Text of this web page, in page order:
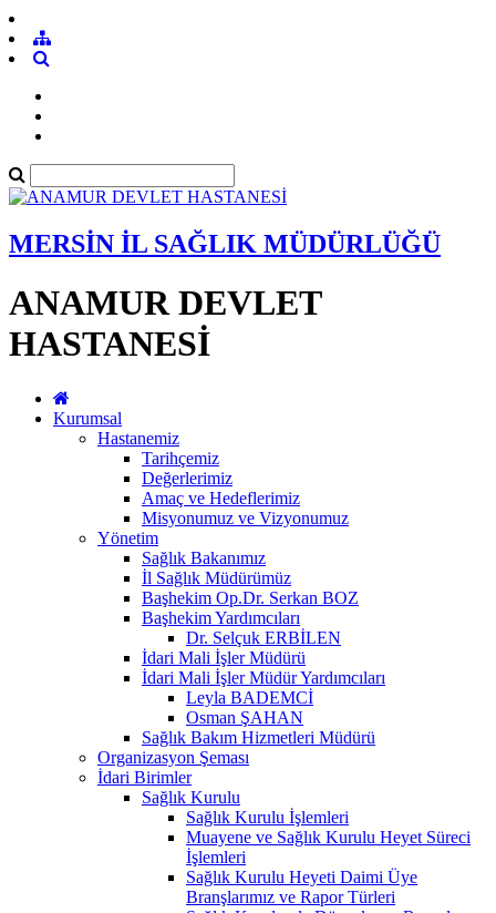
MERSİN İL SAĞLIK MÜDÜRLÜĞÜ
ANAMUR DEVLET
HASTANESİ
Kurumsal
Hastanemiz
Tarihçemiz
Değerlerimiz
Amaç ve Hedeflerimiz
Misyonumuz ve Vizyonumuz
Yönetim
Sağlık Bakanımız
İl Sağlık Müdürümüz
Başhekim Op.Dr. Serkan BOZ
Başhekim Yardımcıları
Dr. Selçuk ERBİLEN
İdari Mali İşler Müdürü
İdari Mali İşler Müdür Yardımcıları
Leyla BADEMCİ
Osman ŞAHAN
Sağlık Bakım Hizmetleri Müdürü
Organizasyon Şeması
İdari Birimler
Sağlık Kurulu
Sağlık Kurulu İşlemleri
Muayene ve Sağlık Kurulu Heyet Süreci
İşlemleri
Sağlık Kurulu Heyeti Daimi Üye
Branşlarımız ve Rapor Türleri